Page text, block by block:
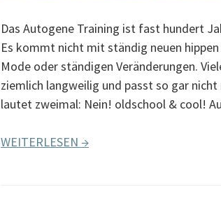
Das Autogene Training ist fast hundert
Es kommt nicht mit ständig neuen
Mode oder ständigen Veränderungen.
ziemlich langweilig und passt so gar
lautet zweimal: Nein! oldschool & cool!
WEITERLESEN →